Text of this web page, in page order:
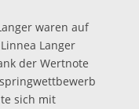
waren auf
Langer
der Wertnote
sich mit